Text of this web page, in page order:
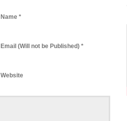
Name *
Email (Will not be Published) *
Website